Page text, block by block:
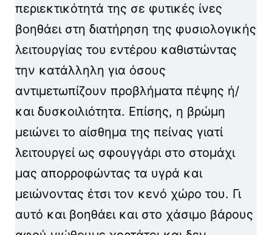
περιεκτικότητά της σε φυτικές ίνες
βοηθάει στη διατήρηση της φυσιολογικής
λειτουργίας του εντέρου καθιστώντας
την κατάλληλη για όσους
αντιμετωπίζουν προβλήματα πέψης ή/
και δυσκοιλιότητα. Επίσης, η βρώμη
μειώνει το αίσθημα της πείνας γιατί
λειτουργεί ως σφουγγάρι στο στομάχι
μας απορροφώντας τα υγρά και
μειώνοντας έτσι τον κενό χώρο του. Γι
αυτό και βοηθάει και στο χάσιμο βάρους